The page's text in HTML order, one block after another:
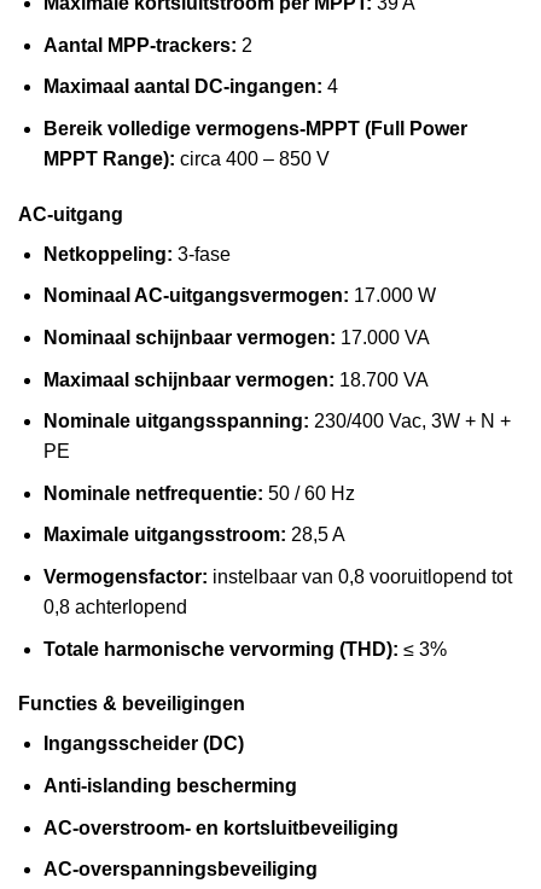
Aantal MPP-trackers: 2
Maximaal aantal DC-ingangen: 4
Bereik volledige vermogens-MPPT (Full Power
MPPT Range): circa 400 – 850 V
AC-uitgang
Netkoppeling: 3-fase
Nominaal AC-uitgangsvermogen: 17.000 W
Nominaal schijnbaar vermogen: 17.000 VA
Maximaal schijnbaar vermogen: 18.700 VA
Nominale uitgangsspanning: 230/400 Vac, 3W + N +
PE
Nominale netfrequentie: 50 / 60 Hz
Maximale uitgangsstroom: 28,5 A
Vermogensfactor: instelbaar van 0,8 vooruitlopend tot
0,8 achterlopend
Totale harmonische vervorming (THD): ≤ 3%
Functies & beveiligingen
Ingangsscheider (DC)
Anti-islanding bescherming
AC-overstroom- en kortsluitbeveiliging
AC-overspanningsbeveiliging